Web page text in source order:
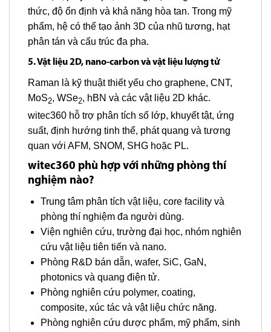
thức, độ ổn định và khả năng hòa tan. Trong mỹ
phẩm, hệ có thể tạo ảnh 3D của nhũ tương, hạt
phân tán và cấu trúc đa pha.
5. Vật liệu 2D, nano-carbon và vật liệu lượng tử
Raman là kỹ thuật thiết yếu cho graphene, CNT,
MoS2, WSe2, hBN và các vật liệu 2D khác.
witec360 hỗ trợ phân tích số lớp, khuyết tật, ứng
suất, định hướng tinh thể, phát quang và tương
quan với AFM, SNOM, SHG hoặc PL.
witec360 phù hợp với những phòng thí
nghiệm nào?
Trung tâm phân tích vật liệu, core facility và
phòng thí nghiệm đa người dùng.
Viện nghiên cứu, trường đại học, nhóm nghiên
cứu vật liệu tiên tiến và nano.
Phòng R&D bán dẫn, wafer, SiC, GaN,
photonics và quang điện tử.
Phòng nghiên cứu polymer, coating,
composite, xúc tác và vật liệu chức năng.
Phòng nghiên cứu dược phẩm, mỹ phẩm, sinh